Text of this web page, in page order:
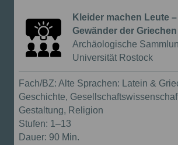
Workshop
Kleider machen Leute
Gewänder der
{{Anbieter:}}
Archäologische
Universität Rostock
Fach/BZ: Alte Sprachen: Latein &
Geschichte,
Gestaltung, Religion
Stufen: 1–13
Dauer: 90 Min.